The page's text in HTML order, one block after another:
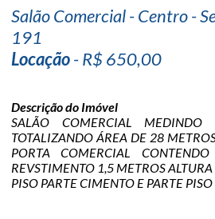
Salão Comercial - Centro -
191
Locação- R$ 650,00
Descrição do Imóvel
SALÃO COMERCIAL
TOTALIZANDO ÁREA DE 28
PORTA COMERCIAL
REVSTIMENTO 1,5 METROS ALTURA
PISO PARTE CIMENTO E PARTE